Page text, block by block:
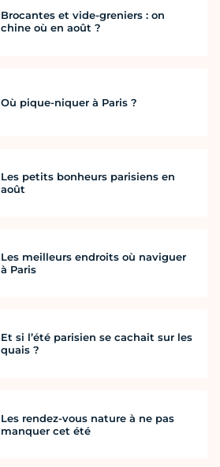
Brocantes et vide-greniers : on
chine où en août ?
Où pique-niquer à Paris ?
Les petits bonheurs parisiens en
août
Les meilleurs endroits où naviguer
à Paris
Et si l’été parisien se cachait sur les
quais ?
Les rendez-vous nature à ne pas
manquer cet été